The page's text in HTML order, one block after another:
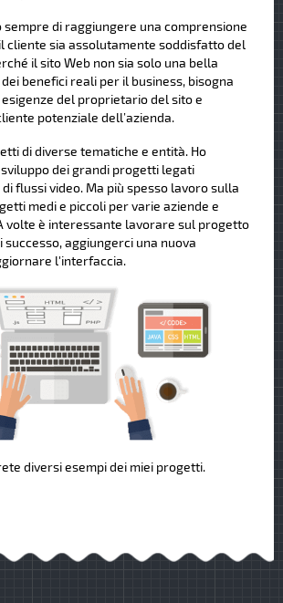
sempre di raggiungere una comprensione
cliente sia assolutamente soddisfatto del
il sito Web non sia solo una bella
benefici reali per il business, bisogna
del proprietario del sito e
potenziale dell’azienda.
di diverse tematiche e entità. Ho
dei grandi progetti legati
flussi video. Ma più spesso lavoro sulla
medi e piccoli per varie aziende e
volte è interessante lavorare sul progetto
successo, aggiungerci una nuova
l'interfaccia.
diversi esempi dei miei progetti.